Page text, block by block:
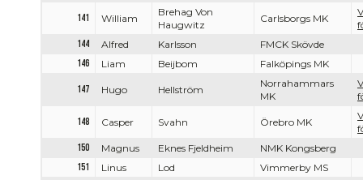
141 William
Brehag Von
Haugwitz
Carlsborgs MK
144
Alfred Karlsson
FMCK Skövde
146
Liam Beijbom Falköpings MK
147 Hugo Hellström
Norrahammars
MK
148 Casper Svahn Örebro MK
150
Magnus Eknes Fjeldheim
NMK Kongsberg
151
Linus Lod Vimmerby MS